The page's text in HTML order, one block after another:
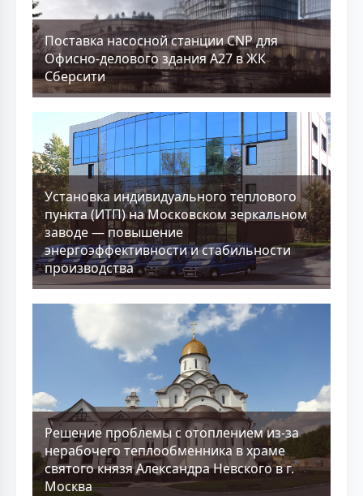
Поставка насосной станции CNP для
Офисно-делового здания А27 в ЖК
Сберсити
Установка индивидуального теплового
пункта (ИТП) на Московском зеркальном
заводе — повышение
энергоэффективности и стабильности
производства
Решение проблемы с отоплением из-за
нерабочего теплообменника в храме
святого князя Александра Невского в г.
Москва